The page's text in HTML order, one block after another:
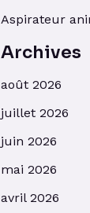
Aspirateur
Archives
août 2026
juillet 2026
juin 2026
mai 2026
avril 2026